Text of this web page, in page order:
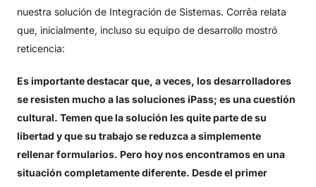
nuestra solución de Integración de Sistemas. Corrêa relata
que, inicialmente, incluso su equipo de desarrollo mostró
reticencia:
Es importante destacar que, a veces, los desarrolladores
se resisten mucho a las soluciones iPass; es una cuestión
cultural. Temen que la solución les quite parte de su
libertad y que su trabajo se reduzca a simplemente
rellenar formularios. Pero hoy nos encontramos en una
situación completamente diferente. Desde el primer